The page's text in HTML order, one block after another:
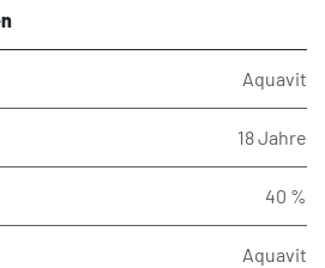
Aquavit
18 Jahre
40 %
Aquavit